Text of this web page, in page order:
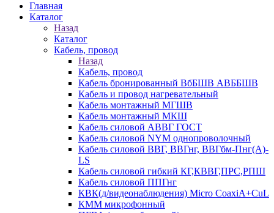
Главная
Каталог
Назад
Каталог
Кабель, провод
Назад
Кабель, провод
Кабель бронированный ВбБШВ АВББШВ
Кабель и провод нагревательный
Кабель монтажный МГШВ
Кабель монтажный МКШ
Кабель силовой АВВГ ГОСТ
Кабель силовой NYM однопроволочный
Кабель силовой ВВГ, ВВГнг, ВВГбм-Пнг(А)-
LS
Кабель силовой гибкий КГ,КВВГ,ПРС,РПШ
Кабель силовой ППГнг
КВК(д/видеонаблюдения) Micro CoaxiA+CuL
КММ микрофонный